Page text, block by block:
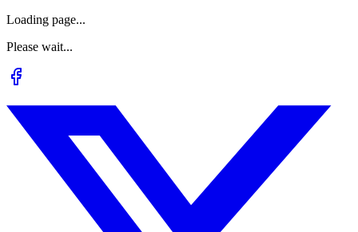
Loading page...
Please wait...